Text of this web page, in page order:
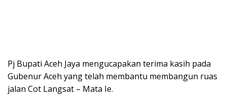
Pj Bupati Aceh Jaya mengucapakan terima kasih pada
Gubenur Aceh yang telah membantu membangun ruas
jalan Cot Langsat – Mata Ie.